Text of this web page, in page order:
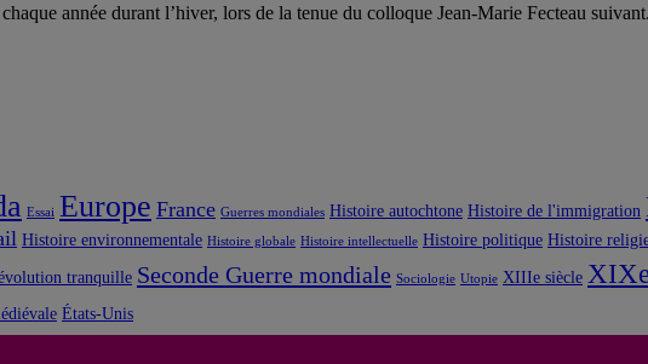
année durant l’hiver, lors de la tenue du colloque Jean-Marie Fecteau
Essai Europe France Guerres mondiales Histoire autochtone Histoire de l'immigration
Histoire environnementale Histoire globale Histoire intellectuelle Histoire politique Histoire
tranquille Seconde Guerre mondiale Sociologie Utopie XIIIe siècle
États-Unis